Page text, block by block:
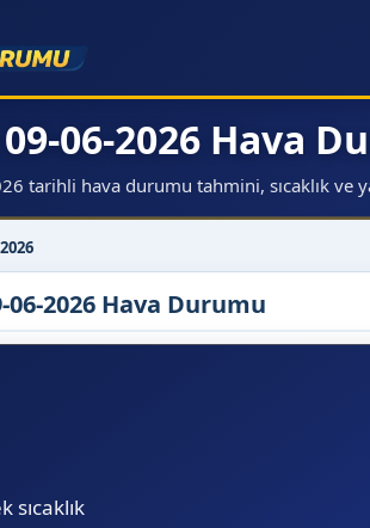
06-2026 Hava
tarihli hava durumu tahmini, sıcaklık ve
2026 Hava Durumu
sıcaklık